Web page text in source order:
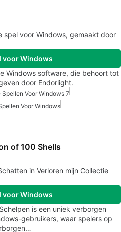
spel voor Windows, gemaakt door
voor Windows
Windows software, die behoort tot
door Endorlight.
Spellen Voor Windows 7
Voor Windows
of 100 Shells
in Verloren mijn Collectie
voor Windows
is een uniek verborgen
gebruikers, waar spelers op